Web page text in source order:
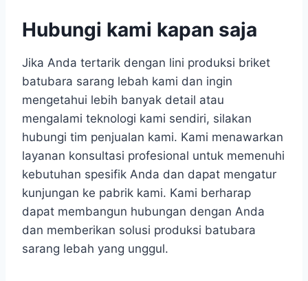
Hubungi kami kapan saja
Jika Anda tertarik dengan lini produksi briket
batubara sarang lebah kami dan ingin
mengetahui lebih banyak detail atau
mengalami teknologi kami sendiri, silakan
hubungi tim penjualan kami. Kami menawarkan
layanan konsultasi profesional untuk memenuhi
kebutuhan spesifik Anda dan dapat mengatur
kunjungan ke pabrik kami. Kami berharap
dapat membangun hubungan dengan Anda
dan memberikan solusi produksi batubara
sarang lebah yang unggul.